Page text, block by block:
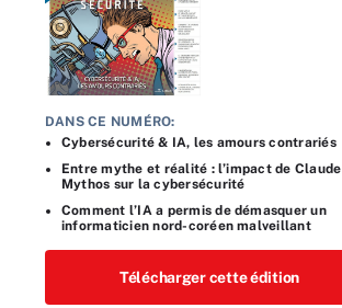
DANS CE NUMÉRO:
Cybersécurité & IA, les amours contrariés
Entre mythe et réalité : l’impact de Claude
Mythos sur la cybersécurité
Comment l’IA a permis de démasquer un
informaticien nord-coréen malveillant
Télécharger cette édition